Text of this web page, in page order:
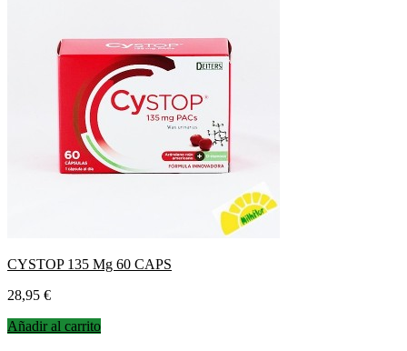
CYSTOP 135 Mg 60 CAPS
Precio
28,95 €
Añadir al carrito